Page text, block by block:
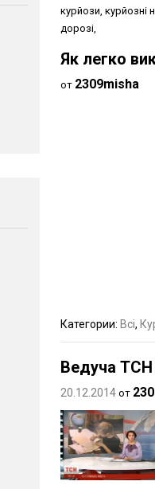
курйози, курйозні
дорозі,
Як легко
от 2309misha
Категории: Всі,
Ведуча ТСН
20.12.2014 от